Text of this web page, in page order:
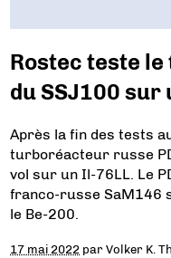
Rostec teste
du SSJ100 sur
Après la fin des tests
turboréacteur russe
vol sur un Il-76LL. Le
franco-russe SaM146
le Be-200.
17 mai 2022 parVolker K.